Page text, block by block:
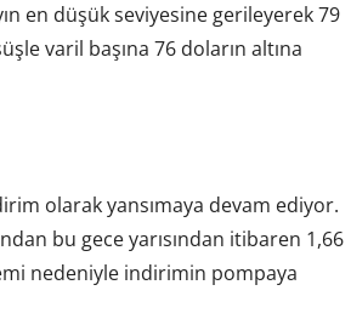
en düşük seviyesine gerileyerek 79
varil başına 76 doların altına
olarak yansımaya devam ediyor.
bu gece yarısından itibaren 1,66
nedeniyle indirimin pompaya